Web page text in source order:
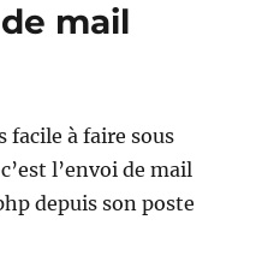
mail
facile à faire sous
l’envoi de mail
depuis son poste